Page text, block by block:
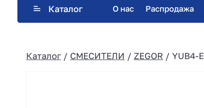
Каталог О нас Распродажа
Каталог / СМЕСИТЕЛИ / ZEGOR / YUB4-